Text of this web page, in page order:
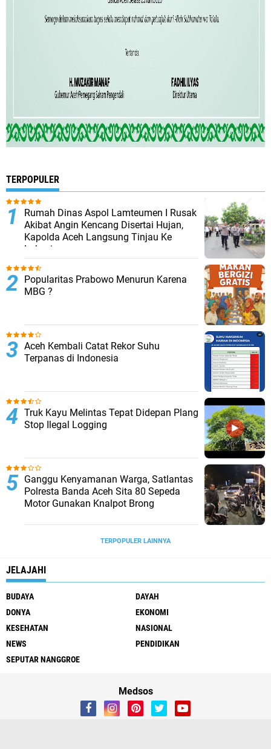
TERPOPULER
Rumah Dinas Aspol Lamteumen I Rusak
Akibat Angin Kencang Disertai Hujan,
Kapolda Aceh Langsung Tinjau Ke
Lokasi
Popularitas Prabowo Menurun Karena
MBG ?
Aceh Kembali Catat Rekor Suhu
Terpanas di Indonesia
Truk Kayu Melintas Tepat Didepan Plang
Stop Ilegal Logging
Ganggu Kenyamanan Warga, Satlantas
Polresta Banda Aceh Sita 80 Sepeda
Motor Gunakan Knalpot Brong
TERPOPULER LAINNYA
JELAJAHI
BUDAYA
DAYAH
DONYA
EKONOMI
KESEHATAN
NASIONAL
NEWS
PENDIDIKAN
SEPUTAR NANGGROE
Medsos